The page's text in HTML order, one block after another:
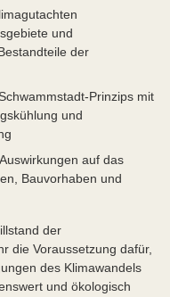
und
der
Prinzips mit
und
auf das
Bauvorhaben und
der
die Voraussetzung dafür,
des Klimawandels
und ökologisch